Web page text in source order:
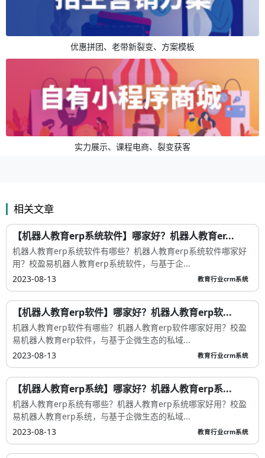
优惠拼团、老带新裂变、方案模板
实力展示、课程电商、裂变获客
相关文章
【机器人教育erp系统软件】哪家好？机器人教育er...
机器人教育erp系统软件有哪些？机器人教育erp系统软件哪家好
用？校盈易机器人教育erp系统软件，与基于企...
2023-08-13
教育行业crm系统
【机器人教育erp软件】哪家好？机器人教育erp软...
机器人教育erp软件有哪些？机器人教育erp软件哪家好用？校盈
易机器人教育erp软件，与基于企微生态的私域...
2023-08-13
教育行业crm系统
【机器人教育erp系统】哪家好？机器人教育erp系...
机器人教育erp系统有哪些？机器人教育erp系统哪家好用？校盈
易机器人教育erp系统，与基于企微生态的私域...
2023-08-13
教育行业crm系统